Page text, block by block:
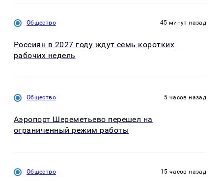
Общество 45 минут назад
Россиян в 2027 году ждут семь коротких
рабочих недель
Общество 5 часов назад
Аэропорт Шереметьево перешел на
ограниченный режим работы
Общество 15 часов назад